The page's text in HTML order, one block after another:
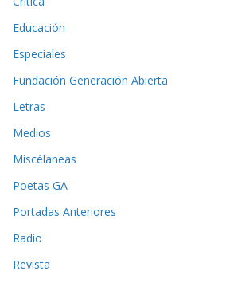
Educación
Especiales
Fundación Generación Abierta
Letras
Medios
Miscélaneas
Poetas GA
Portadas Anteriores
Radio
Revista